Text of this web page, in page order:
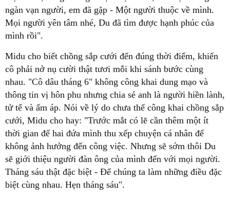
ngàn vạn người, em đã gặp - Một người thuộc về mình.
Mọi người yên tâm nhé, Du đã tìm được hạnh phúc của
mình rồi".
Midu cho biết chồng sắp cưới đến đúng thời điểm, khiến
cô phải nở nụ cười thật tươi mỗi khi sánh bước cùng
nhau. "Cô dâu tháng 6" không công khai dung mạo và
thông tin vị hôn phu nhưng chia sẻ anh là người hiền lành,
tử tế và ấm áp. Nói về lý do chưa thể công khai chồng sắp
cưới, Midu cho hay: "Trước mắt có lẽ cần thêm một ít
thời gian để hai đứa mình thu xếp chuyện cá nhân để
không ảnh hưởng đến công việc. Nhưng sẽ sớm thôi Du
sẽ giới thiệu người đàn ông của mình đến với mọi người.
Tháng sáu thật đặc biệt - Để chúng ta làm những điều đặc
biệt cùng nhau. Hẹn tháng sáu".